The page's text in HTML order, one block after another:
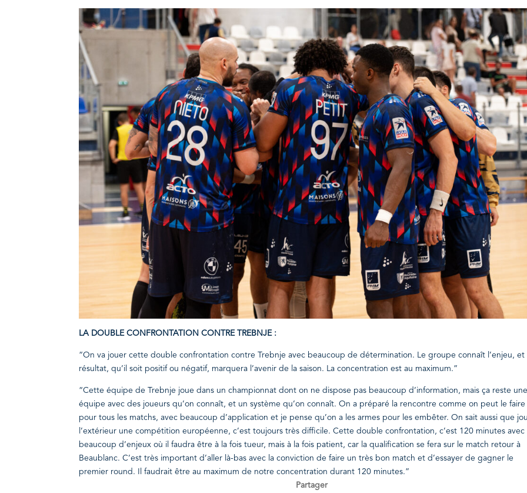
LA DOUBLE CONFRONTATION CONTRE TREBNJE :
“On va jouer cette double confrontation contre Trebnje avec beaucoup de détermination. Le groupe connaît l’enjeu, et
résultat, qu’il soit positif ou négatif, marquera l’avenir de la saison. La concentration est au maximum.”
“Cette équipe de Trebnje joue dans un championnat dont on ne dispose pas beaucoup d’information, mais ça reste
équipe avec des joueurs qu’on connaît, et un système qu’on connaît. On a préparé la rencontre comme on peut le faire
pour tous les matchs, avec beaucoup d’application et je pense qu’on a les armes pour les embêter. On sait aussi que
l’extérieur une compétition européenne, c’est toujours très difficile. Cette double confrontation, c’est 120 minutes avec
beaucoup d’enjeux où il faudra être à la fois tueur, mais à la fois patient, car la qualification se fera sur le match retour à
Beaublanc. C’est très important d’aller là-bas avec la conviction de faire un très bon match et d’essayer de gagner le
premier round. Il faudrait être au maximum de notre concentration durant 120 minutes.”
Partager